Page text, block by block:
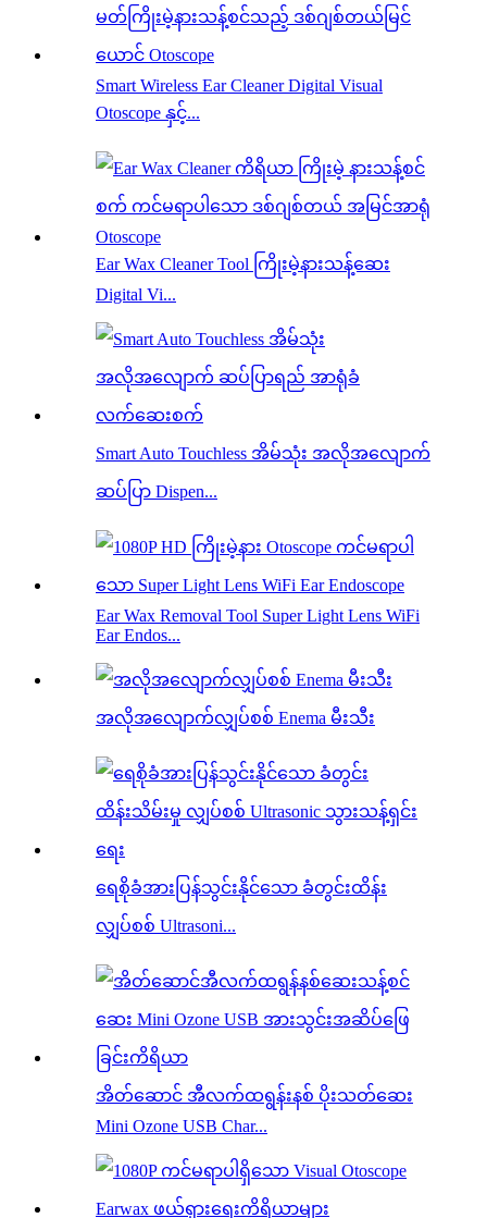
Smart Wireless Ear Cleaner Digital Visual
Otoscope နှင့်...
Ear Wax Cleaner Tool ကြိုးမဲ့နားသန့်ဆေး
Digital Vi...
Smart Auto Touchless အိမ်သုံး အလိုအလျောက်
ဆပ်ပြာ Dispen...
Ear Wax Removal Tool Super Light Lens WiFi
Ear Endos...
အလိုအလျောက်လျှပ်စစ် Enema မီးသီး
ရေစိုခံအားပြန်သွင်းနိုင်သော ခံတွင်းထိန်း
လျှပ်စစ် Ultrasoni...
အိတ်ဆောင် အီလက်ထရွန်းနစ် ပိုးသတ်ဆေး
Mini Ozone USB Char...